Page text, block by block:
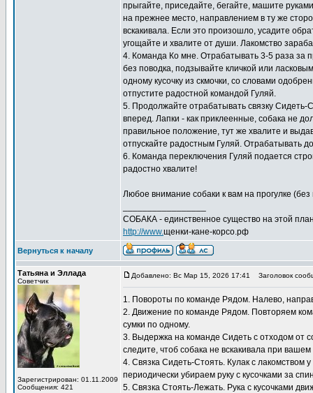
прыгайте, приседайте, бегайте, машите
на прежнее место, направлением в ту же
вскакивала. Если это произошло, усадите
угощайте и хвалите от души. Лакомство
4. Команда Ко мне. Отрабатывать 3-5 раза за
без поводка, подзывайте кличкой или
одному кусочку из скмочки, со словами
отпустите радостной командой Гуляй.
5. Продолжайте отрабатывать связку Сидеть-
вперед. Лапки - как приклеенные, собака не
правильное положение, тут же хвалите и
отпускайте радостным Гуляй. Отрабатывать
6. Команда переключения Гуляй подается
радостно хвалите!
Любое внимание собаки к вам на прогулке
СОБАКА - единственное существо на этой
http://www.щенки-кане-корсо.рф
Вернуться к началу
Татьяна и Эллада
Советчик
Зарегистрирован: 01.11.2009
Сообщения: 421
Добавлено: Вс Мар 15, 2026 17:41 Заголовок
1. Повороты по команде Рядом. Налево,
2. Движение по команде Рядом. Повторяем
сумки по одному.
3. Выдержка на команде Сидеть с отходом от
следите, чтоб собака не вскакивала при
4. Связка Сидеть-Стоять. Кулак с
периодически убираем руку с кусочками за
5. Связка Стоять-Лежать. Рука с кусочками